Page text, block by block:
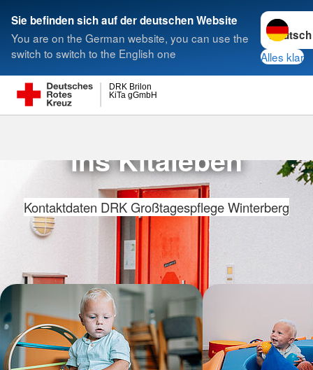
Sie befinden sich auf der deutschen Website
You are on the German website, you can use the
switch to switch to the English one
Sprache
Alles klar
KiTa gGmbH
DRK Brilon
Suche
ins Kitaleben
Kontaktdaten DRK Großtagespflege Winterberg